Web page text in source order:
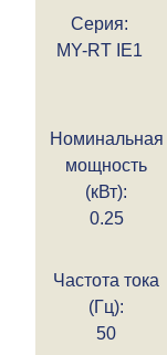
Серия:
MY-RT IE1
Номинальная
мощность
(кВт):
0.25
Частота тока
(Гц):
50